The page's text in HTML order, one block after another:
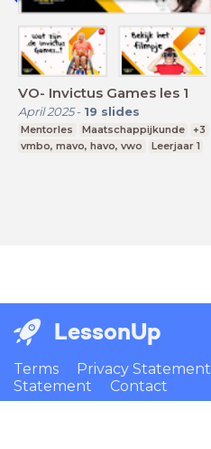
VO- Invictus Games les 1
April 2025- 19 slides
Mentorles Maatschappijkunde +3
vmbo, mavo, havo, vwo
Leerjaar 1
LessonUp
Terms Privacy Statement
Statement
Contact